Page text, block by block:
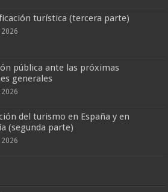
turística (tercera parte)
pública ante las próximas
generales
del turismo en España y en
(segunda parte)